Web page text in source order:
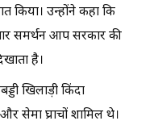
किया। उन्होंने कहा कि
समर्थन आप सरकार की
है।
खिलाड़ी किंदा
सेमा घ्राचों शामिल थे।